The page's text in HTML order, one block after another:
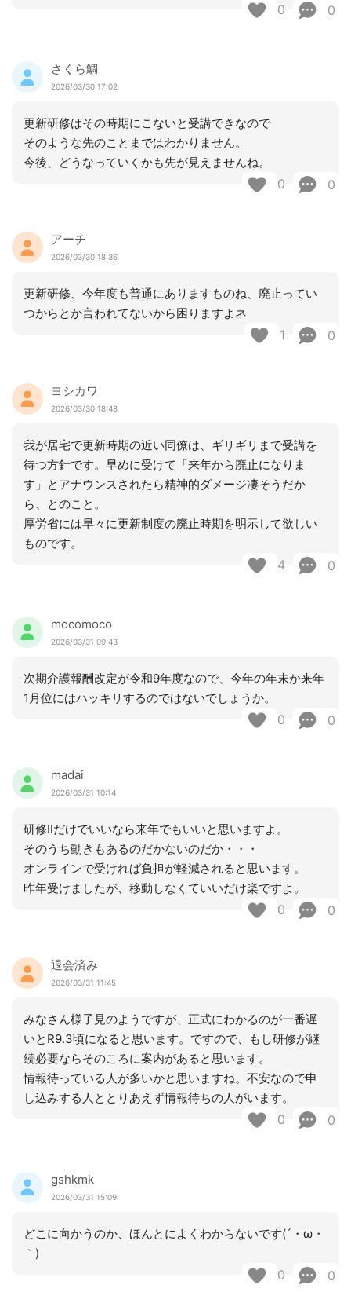
0 0
さくら鯛
2026/03/30 17:02
更新研修はその時期にこないと受講できなので
そのような先のことまではわかりません。
今後、どうなっていくかも先が見えませんね。
0 0
アーチ
2026/03/30 18:36
更新研修、今年度も普通にありますものね、廃止ってい
つからとか言われてないから困りますよネ
1 0
ヨシカワ
2026/03/30 18:48
我が居宅で更新時期の近い同僚は、ギリギリまで受講を
待つ方針です。早めに受けて「来年から廃止になりま
す」とアナウンスされたら精神的ダメージ凄そうだか
ら、とのこと。
厚労省には早々に更新制度の廃止時期を明示して欲しい
ものです。
4 0
mocomoco
2026/03/31 09:43
次期介護報酬改定が令和9年度なので、今年の年末か来年
1月位にはハッキリするのではないでしょうか。
0 0
madai
2026/03/31 10:14
研修Ⅱだけでいいなら来年でもいいと思いますよ。
そのうち動きもあるのだかないのだか・・・
オンラインで受ければ負担が軽減されると思います。
昨年受けましたが、移動しなくていいだけ楽ですよ。
0 0
退会済み
2026/03/31 11:45
みなさん様子見のようですが、正式にわかるのが一番遅
いとR9.3頃になると思います。ですので、もし研修が継
続必要ならそのころに案内があると思います。
情報待っている人が多いかと思いますね。不安なので申
し込みする人ととりあえず情報待ちの人がいます。
0 0
gshkmk
2026/03/31 15:09
どこに向かうのか、ほんとによくわからないです(´・ω・
｀)
0 0